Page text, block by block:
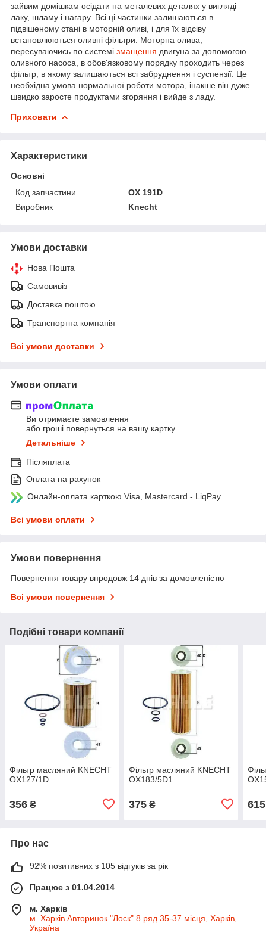
зайвим домішкам осідати на металевих деталях у вигляді
лаку, шламу і нагару. Всі ці частинки залишаються в
підвішеному стані в моторній оливі, і для їх відсіву
встановлюються оливні фільтри. Моторна олива,
пересуваючись по системі змащення двигуна за допомогою
оливного насоса, в обов'язковому порядку проходить через
фільтр, в якому залишаються всі забруднення і суспензії. Це
необхідна умова нормальної роботи мотора, інакше він дуже
швидко заросте продуктами згоряння і вийде з ладу.
Приховати
Характеристики
Основні
Код запчастини
OX 191D
Виробник
Knecht
Умови доставки
Нова Пошта
Самовивіз
Доставка поштою
Транспортна компанія
Всі умови доставки
Умови оплати
Ви отримаєте замовлення
або гроші повернуться на вашу картку
Детальніше
Післяплата
Оплата на рахунок
Онлайн-оплата карткою Visa, Mastercard - LiqPay
Всі умови оплати
Умови повернення
Повернення товару впродовж 14 днів за домовленістю
Всі умови повернення
Подібні товари компанії
Фільтр масляний KNECHT
OX127/1D
356 ₴
Фільтр масляний KNECHT
OX183/5D1
375₴ 615
Про нас
92% позитивних з 105 відгуків за рік
Працює з 01.04.2014
м. Харків
м .Харків Авторинок "Лоск" 8 ряд 35-37 місця, Харків,
Україна